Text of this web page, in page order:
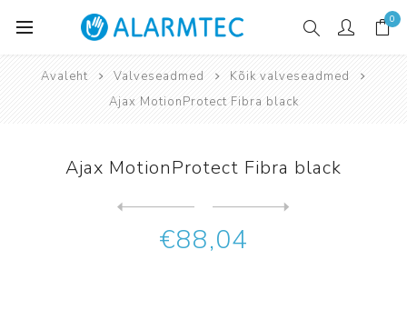
0
Avaleht Valveseadmed
Kõik valveseadmed
Ajax MotionProtect Fibra black
Ajax MotionProtect Fibra black
€88,04